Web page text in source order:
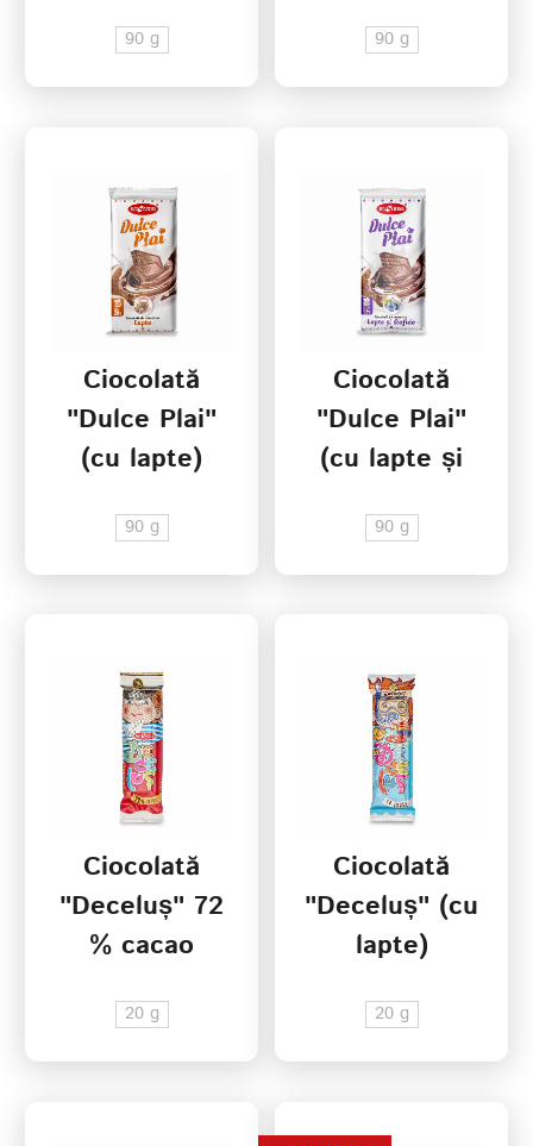
90 g 90 g
Ciocolată
"Dulce Plai"
(cu lapte)
90 g
Ciocolată
"Dulce Plai"
(cu lapte și
90 g
Ciocolată
"Deceluș" 72
% cacao
20 g
Ciocolată
"Deceluș" (cu
lapte)
20 g